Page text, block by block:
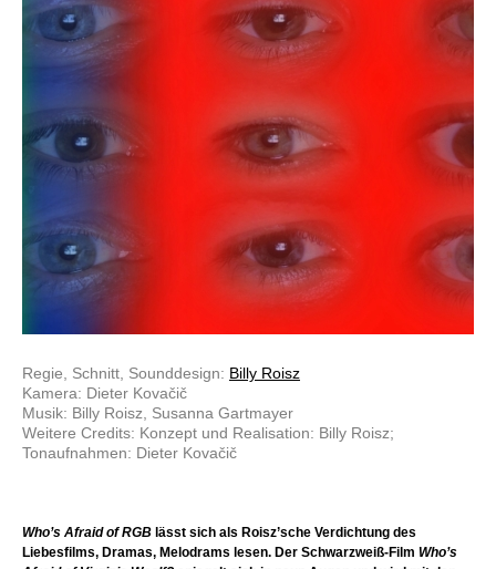
Regie, Schnitt, Sounddesign: Billy Roisz
Kamera: Dieter Kovačič
Musik: Billy Roisz, Susanna Gartmayer
Weitere Credits: Konzept und Realisation: Billy Roisz;
Tonaufnahmen: Dieter Kovačič
Who’s Afraid of RGB lässt sich als Roisz’sche Verdichtung des
Liebesfilms, Dramas, Melodrams lesen. Der Schwarzweiß-Film Who’s